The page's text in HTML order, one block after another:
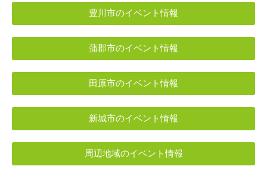
豊川市のイベント情報
蒲郡市のイベント情報
田原市のイベント情報
新城市のイベント情報
周辺地域のイベント情報